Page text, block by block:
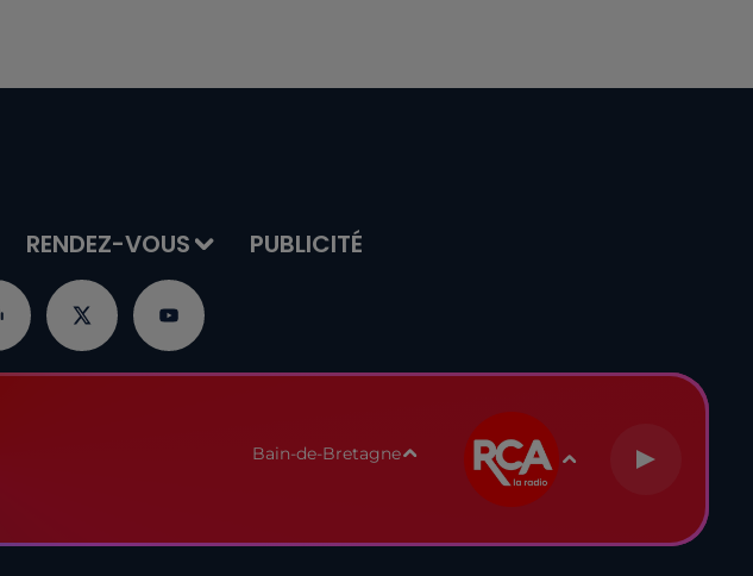
RENDEZ-VOUS PUBLICITÉ
Bain-de-Bretagne